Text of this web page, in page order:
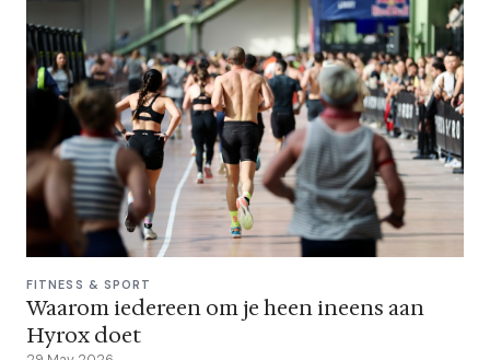
FITNESS & SPORT
Waarom iedereen om je heen ineens aan
Hyrox doet